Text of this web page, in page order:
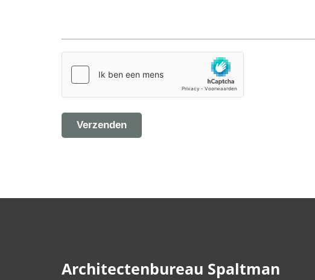
Architectenbureau Spaltman